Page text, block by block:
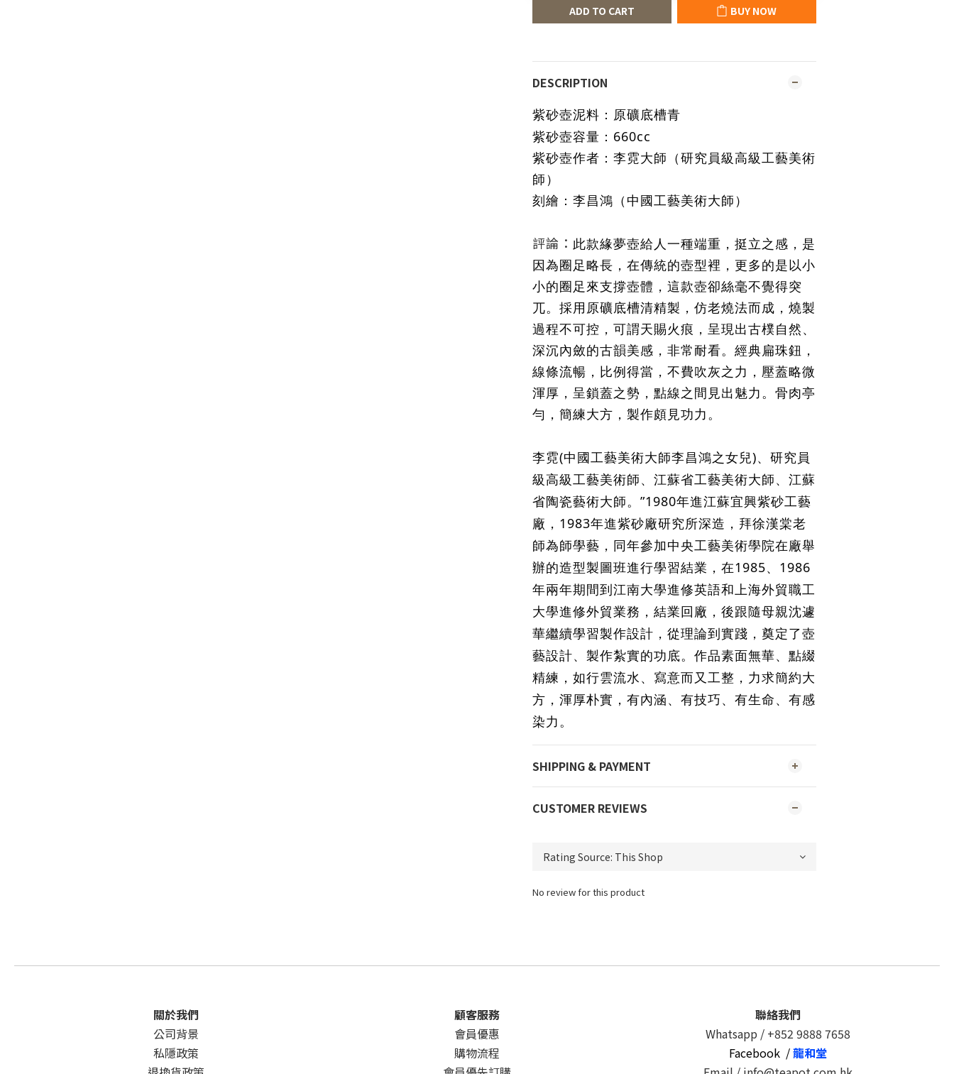
ADD TO CART BUY NOW
DESCRIPTION
紫砂壺泥料 ： 原礦底槽青
紫砂壺容量 ： 660cc
紫砂壺作者 ： 李霓大師 （研究員級高級工藝美術
師 ）
刻繪：李昌鴻（中國工藝美術大師）
評論： 此款緣夢壺給人一種端重，挺立之感，是
因為圈足略長，在傳統的壺型裡，更多的是以小
小的圈足來支撐壺體，這款壺卻絲毫不覺得突
兀。採用原礦底槽清精製，仿老燒法而成，燒製
過程不可控，可謂天賜火痕，呈現出古樸自然、
深沉內斂的古韻美感，非常耐看。經典扁珠鈕，
線條流暢，比例得當，不費吹灰之力，壓蓋略微
渾厚，呈鎖蓋之勢，點線之間見出魅力。骨肉亭
勻，簡練大方，製作頗見功力。
李霓(中國工藝美術大師李昌鴻之女兒)、研究員
級高級工藝美術師、江蘇省工藝美術大師、江蘇
省陶瓷藝術大師。”1980年進江蘇宜興紫砂工藝
廠，1983年進紫砂廠研究所深造，拜徐漢棠老
師為師學藝，同年參加中央工藝美術學院在廠舉
辦的造型製圖班進行學習結業，在1985、1986
年兩年期間到江南大學進修英語和上海外貿職工
大學進修外貿業務，結業回廠，後跟隨母親沈遽
華繼續學習製作設計，從理論到實踐，奠定了壺
藝設計、製作紮實的功底。作品素面無華、點綴
精練，如行雲流水、寫意而又工整，力求簡約大
方，渾厚朴實，有內涵、有技巧、有生命、有感
染力。
SHIPPING & PAYMENT
CUSTOMER REVIEWS
No review for this product
關於我們
公司背景
私隱政策
顧客服務
會員優惠
購物流程
聯絡我們
Whatsapp / +852 9888 7658
Facebook /龍和堂